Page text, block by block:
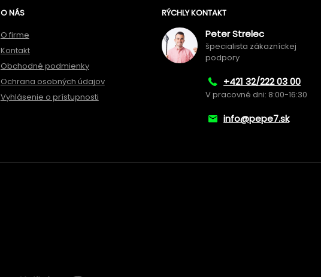
O NÁS
O firme
Kontakt
Obchodné podmienky
Ochrana osobných údajov
Vyhlásenie o prístupnosti
RÝCHLY KONTAKT
Peter Strelec
špecialista zákazníckej
podpory
+421 32/222 03 00
V pracovné dni: 8:00-16:30
info@pepe7.sk